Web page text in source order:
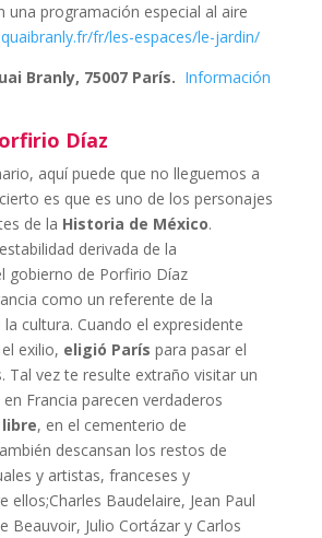
una programación especial al aire
fr/les-espaces/le-jardin/
Branly, 75007 París. Información
Díaz
aquí puede que no lleguemos a
es que es uno de los personajes
de la Historia de México.
derivada de la
gobierno de Porfirio Díaz
como un referente de la
cultura. Cuando el expresidente
exilio, eligió París para pasar el
Tal vez te resulte extraño visitar un
Francia parecen verdaderos
, en el cementerio de
descansan los restos de
y artistas, franceses y
ellos;Charles Baudelaire, Jean Paul
Beauvoir, Julio Cortázar y Carlos